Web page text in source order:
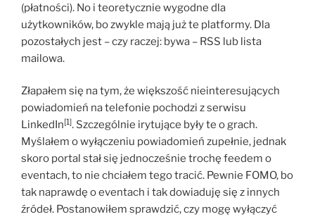
(płatności). No i teoretycznie wygodne dla
użytkowników, bo zwykle mają już te platformy. Dla
pozostałych jest – czy raczej: bywa – RSS lub lista
mailowa.
Złapałem się na tym, że większość nieinteresujących
powiadomień na telefonie pochodzi z serwisu
LinkedIn[1]. Szczególnie irytujące były te o grach.
Myślałem o wyłączeniu powiadomień zupełnie, jednak
skoro portal stał się jednocześnie trochę feedem o
eventach, to nie chciałem tego tracić. Pewnie FOMO, bo
tak naprawdę o eventach i tak dowiaduję się z innych
źródeł. Postanowiłem sprawdzić, czy mogę wyłączyć